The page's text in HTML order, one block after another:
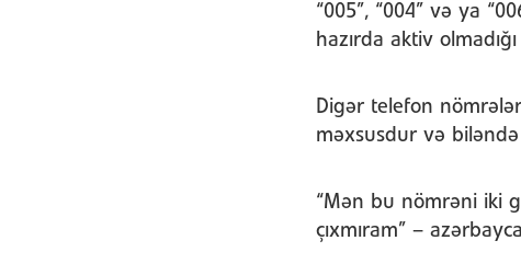
“005”, “004” və ya
hazırda aktiv
Digər telefon
məxsusdur və
“Mən bu nömrəni iki
çıxmıram” –